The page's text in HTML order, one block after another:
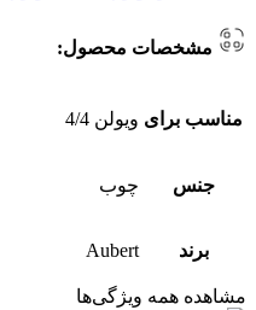
مشخصات محصول:
مناسب برای ویولن 4/4
جنس چوب
برند Aubert
مشاهده همه ویژگی‌ها